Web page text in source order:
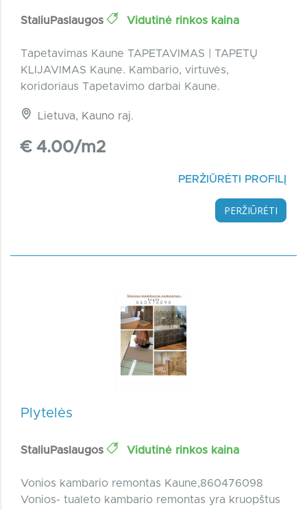
StaliuPaslaugos Vidutinė rinkos kaina
Tapetavimas Kaune TAPETAVIMAS | TAPETŲ
KLIJAVIMAS Kaune. Kambario, virtuvės,
koridoriaus Tapetavimo darbai Kaune.
Lietuva, Kauno raj.
€ 4.00/m2
PERŽIŪRĖTI PROFILĮ
PERŽIŪRĖTI
Plytelės
StaliuPaslaugos Vidutinė rinkos kaina
Vonios kambario remontas Kaune,860476098
Vonios- tualeto kambario remontas yra kruopštus